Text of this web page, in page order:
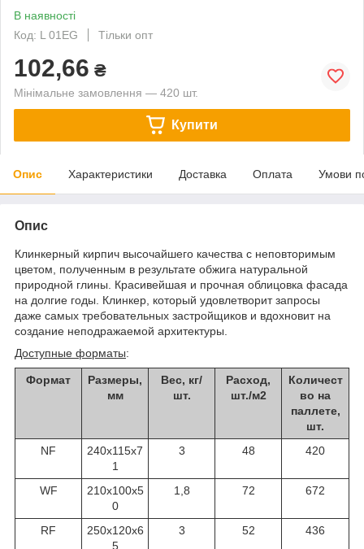
В наявності
Код: L 01EG
Тільки опт
102,66 ₴
Мінімальне замовлення — 420 шт.
Купити
Опис Характеристики Доставка Оплата Умови
Опис
Клинкерный кирпич высочайшего качества с неповторимым
цветом, полученным в результате обжига натуральной
природной глины. Красивейшая и прочная облицовка фасада
на долгие годы. Клинкер, который удовлетворит запросы
даже самых требовательных застройщиков и вдохновит на
создание неподражаемой архитектуры.
Доступные форматы:
Формат
Размеры,
мм
Вес, кг/
шт.
Расход,
шт./м2
Количест
во на
паллете,
шт.
NF
240x115x7
1
3 48 420
WF
210x100x5
0
1,8 72 672
RF
250x120x6
5
3 52 436